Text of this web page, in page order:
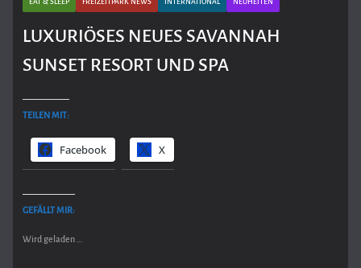
EAT & SLEEP FREIZEITPARK NEWS INTERNATIONAL NEUHEITEN
LUXURIÖSES NEUES SAVANNAH
SUNSET RESORT UND SPA
TEILEN MIT:
Facebook X
GEFÄLLT MIR:
Wird geladen …